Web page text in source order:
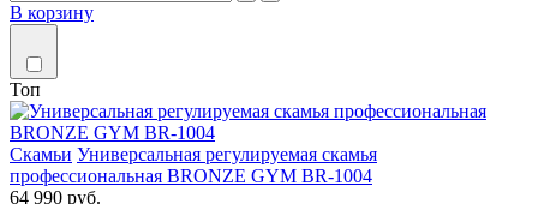
В корзину
Топ
Скамьи Универсальная регулируемая скамья
профессиональная BRONZE GYM BR-1004
64 990 руб.